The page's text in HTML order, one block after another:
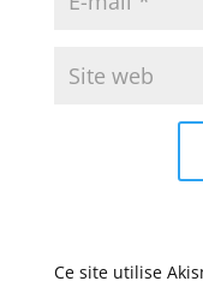
Ce site utilise